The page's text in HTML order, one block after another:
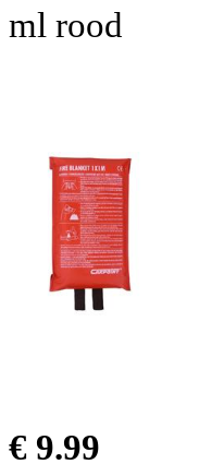
ml rood
€ 9.99